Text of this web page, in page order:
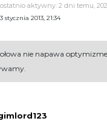
aktywny: 2 dni temu,
stycznia 2013, 21:34
nie napawa